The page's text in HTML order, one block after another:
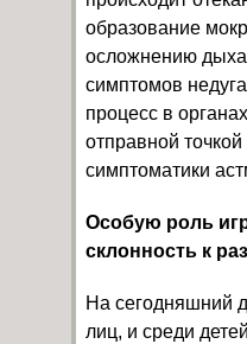
образование
осложнению
симптомов
процесс в
отправной
симптоматики
Особую роль
склонность к
На сегодняшний
лиц, и среди